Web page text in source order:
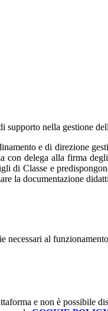
supporto nella gestione
e di direzione
con delega alla firma
di Classe e
la documentazione
necessari al
e non è possibile